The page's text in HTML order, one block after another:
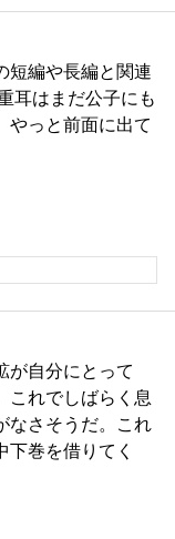
短編や長編と関連
耳はまだ公子にも
やっと前面に出て
が自分にとって
これでしばらく息
なさそうだ。これ
下巻を借りてく